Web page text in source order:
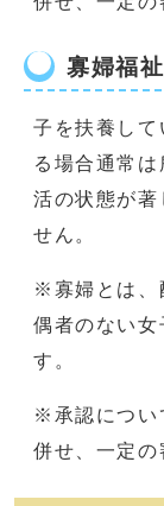
寡婦福
子を扶養して
る場合通常
活の状態が著
せん。
※寡婦とは、
偶者のない
す。
※承認につい
併せ、一定の